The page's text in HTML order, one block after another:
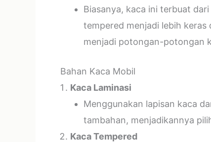
Biasanya, kaca ini terbuat
tempered menjadi lebih keras
menjadi potongan-potongan
Bahan Kaca Mobil
Kaca Laminasi
Menggunakan lapisan kaca
tambahan, menjadikannya
Kaca Tempered